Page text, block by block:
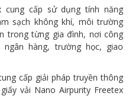
cung cấp sử dụng tính năng
sạch không khí, môi trường
trong từng gia đình, nơi công
hàng, trường học, giao
cấp giải pháp truyền thông
vải Nano Airpurity Freetex